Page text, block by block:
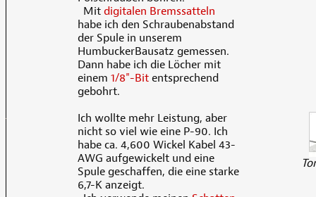
Mit digitalen Bremssatteln
habe ich den Schraubenabstand
der Spule in unserem
HumbuckerBausatz gemessen.
Dann habe ich die Löcher mit
einem 1/8"-Bitentsprechend
gebohrt.
Ich wollte mehr Leistung, aber
nicht so viel wie eine P-90. Ich
habe ca. 4,600 Wickel Kabel 43-
AWG aufgewickelt und eine
Spule geschaffen, die eine starke
6,7-K anzeigt.